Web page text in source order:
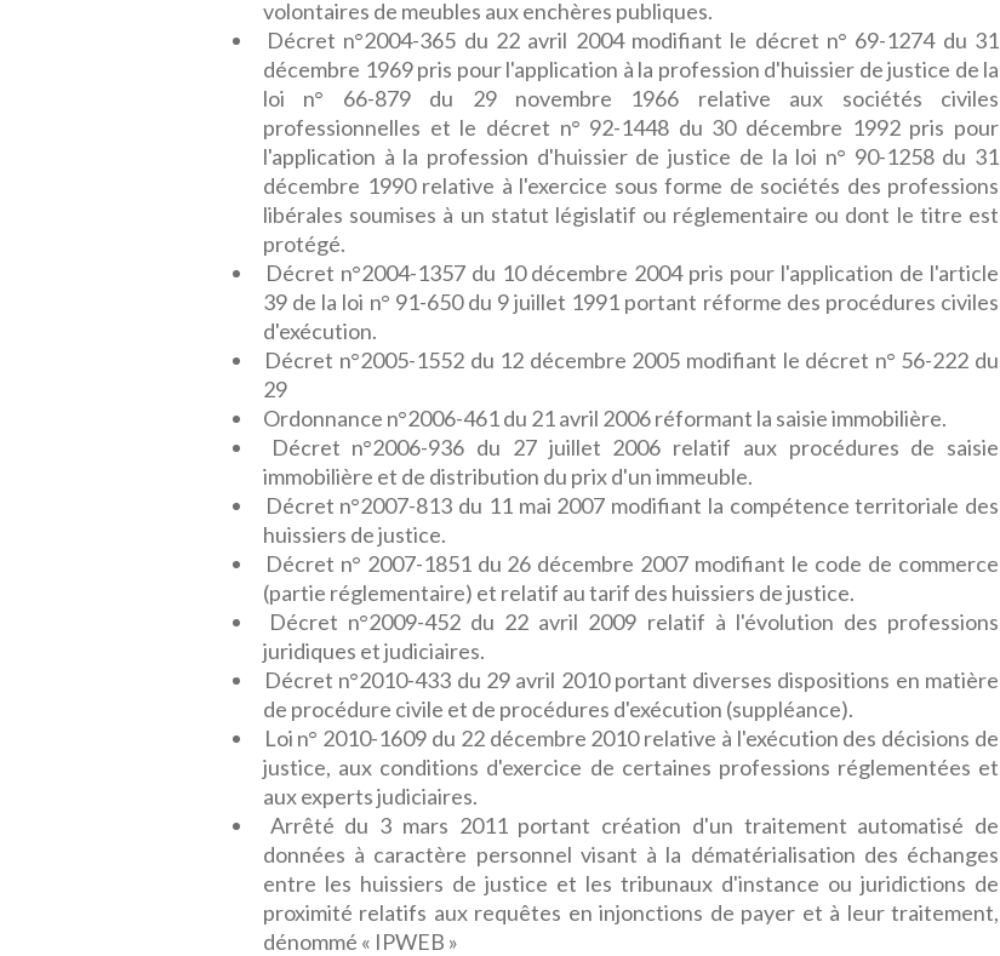
volontaires de meubles aux enchères publiques.
Décret n°2004-365 du 22 avril 2004 modifiant le décret n° 69-1274 du 31
décembre 1969 pris pour l'application à la profession d'huissier de justice de la
loi n° 66-879 du 29 novembre 1966 relative aux sociétés civiles
professionnelles et le décret n° 92-1448 du 30 décembre 1992 pris pour
l'application à la profession d'huissier de justice de la loi n° 90-1258 du 31
décembre 1990 relative à l'exercice sous forme de sociétés des professions
libérales soumises à un statut législatif ou réglementaire ou dont le titre est
protégé.
Décret n°2004-1357 du 10 décembre 2004 pris pour l'application de l'article
39 de la loi n° 91-650 du 9 juillet 1991 portant réforme des procédures civiles
d'exécution.
Décret n°2005-1552 du 12 décembre 2005 modifiant le décret n° 56-222 du
29
Ordonnance n°2006-461 du 21 avril 2006 réformant la saisie immobilière.
Décret n°2006-936 du 27 juillet 2006 relatif aux procédures de saisie
immobilière et de distribution du prix d'un immeuble.
Décret n°2007-813 du 11 mai 2007 modifiant la compétence territoriale des
huissiers de justice.
Décret n° 2007-1851 du 26 décembre 2007 modifiant le code de commerce
(partie réglementaire) et relatif au tarif des huissiers de justice.
Décret n°2009-452 du 22 avril 2009 relatif à l'évolution des professions
juridiques et judiciaires.
Décret n°2010-433 du 29 avril 2010 portant diverses dispositions en matière
de procédure civile et de procédures d'exécution (suppléance).
Loi n° 2010-1609 du 22 décembre 2010 relative à l'exécution des décisions de
justice, aux conditions d'exercice de certaines professions réglementées et
aux experts judiciaires.
Arrêté du 3 mars 2011 portant création d'un traitement automatisé de
données à caractère personnel visant à la dématérialisation des échanges
entre les huissiers de justice et les tribunaux d'instance ou juridictions de
proximité relatifs aux requêtes en injonctions de payer et à leur traitement,
dénommé « IPWEB »